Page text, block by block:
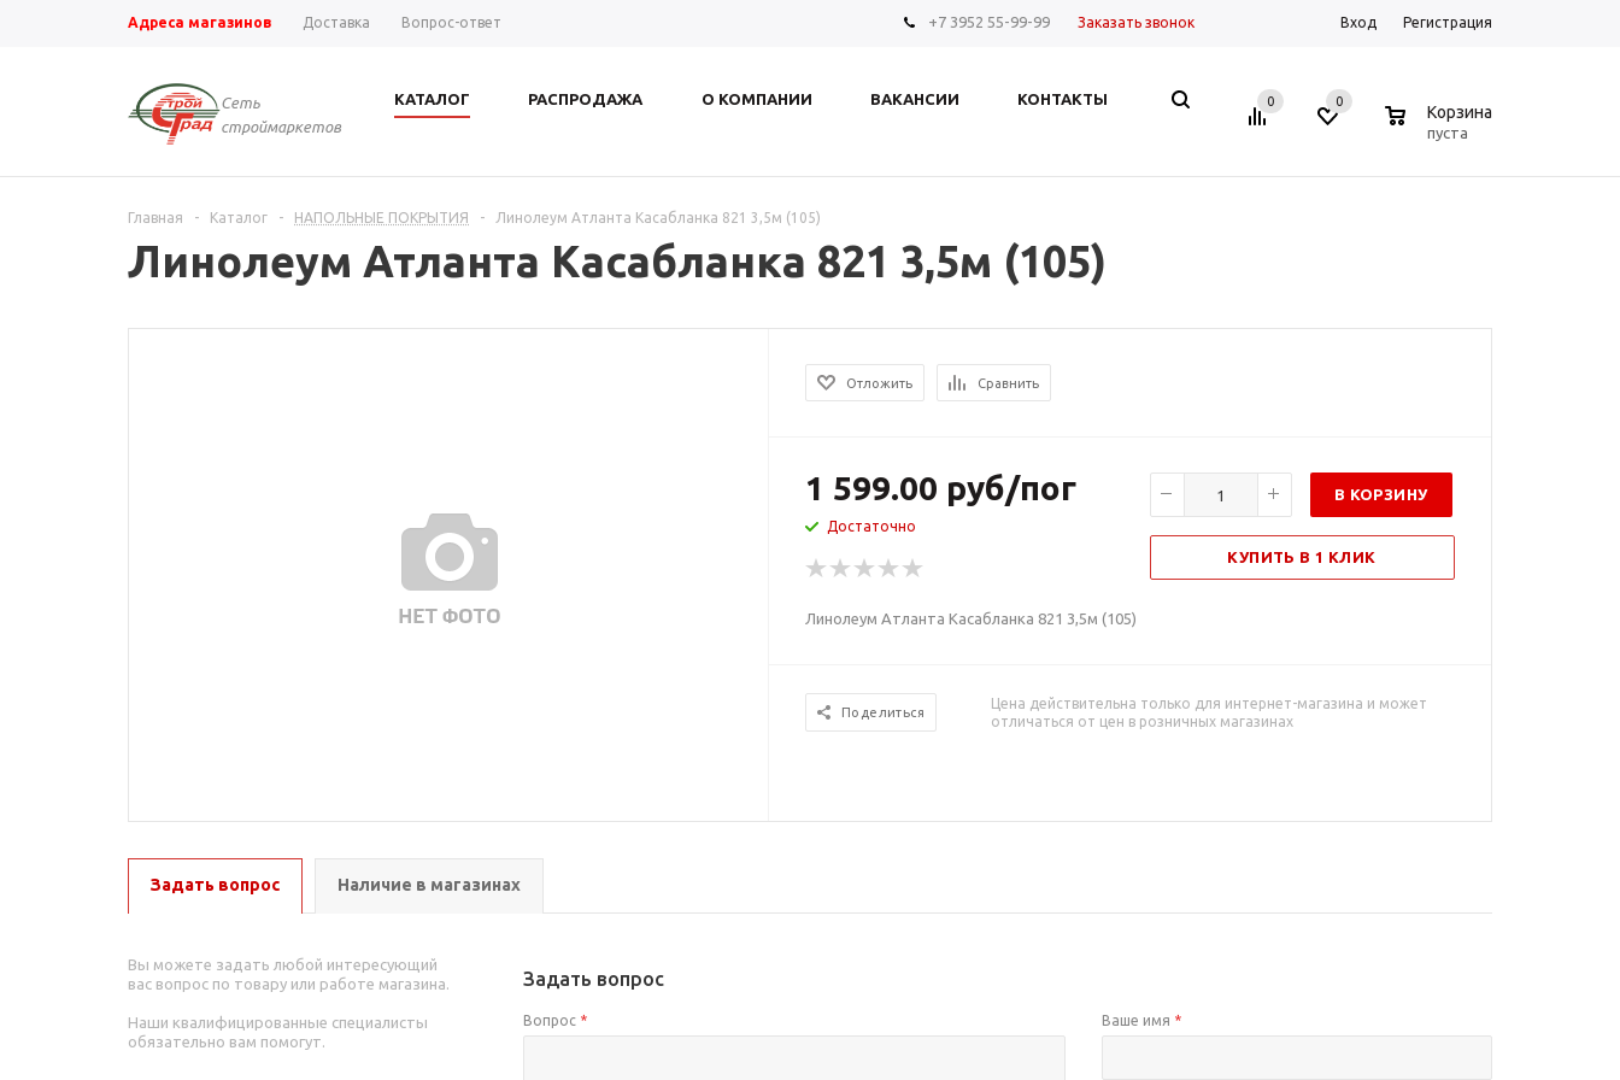
Адреса магазинов Доставка Вопрос-ответ +7 3952 55-99-99 Заказать звонок Вход Регистрация
Сеть
строймаркетов
КАТАЛОГ РАСПРОДАЖА О КОМПАНИИ ВАКАНСИИ КОНТАКТЫ 0 0
Корзина
пуста
Главная - Каталог - НАПОЛЬНЫЕ ПОКРЫТИЯ - Линолеум Атланта Касабланка 821 3,5м (105)
Линолеум Атланта Касабланка 821 3,5м (105)
Отложить Сравнить
1 599.00 руб/пог
Достаточно
В КОРЗИНУ
КУПИТЬ В 1 КЛИК
Линолеум Атланта Касабланка 821 3,5м (105)
Поделиться
Цена действительна только для интернет-магазина и может
отличаться от цен в розничных магазинах
Задать вопрос Наличие в магазинах
Вы можете задать любой интересующий
вас вопрос по товару или работе магазина.
Наши квалифицированные специалисты
обязательно вам помогут.
Задать вопрос
Вопрос * Ваше имя *